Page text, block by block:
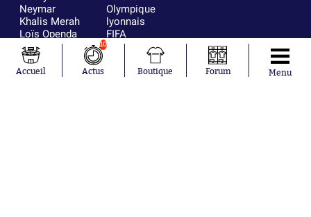
Neymar
Khalis Merah
Loïs Openda
Moussa
Niakhaté
Nicolás
Olympique
lyonnais
FIFA
Real Madrid
RC Strasbourg
AC Milan
Accueil
10
Actus Boutique Forum Menu